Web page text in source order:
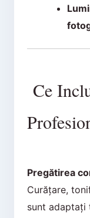
Ce
Pregătirea
Curățare,
sunt adaptați